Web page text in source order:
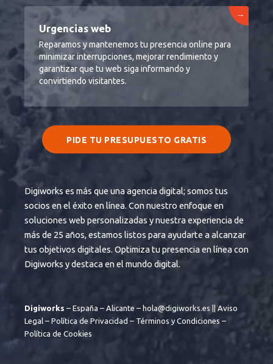
Urgencias web
Reparamos y mantenemos tu presencia online para
minimizar interrupciones, mejorar rendimiento y
garantizar que tu web siga informando y
convirtiendo visitantes.
→
PIDE TU PRESUPUESTO GRATIS
Digiworks es más que una agencia digital; somos tus
socios en el éxito en línea. Con nuestro enfoque en
soluciones web personalizadas y nuestra experiencia de
más de 25 años, estamos listos para ayudarte a alcanzar
tus objetivos digitales. Optimiza tu presencia en línea con
Digiworks y destaca en el mundo digital.
Digiworks – España – Alicante – hola@digiworks.es ||Aviso
Legal – Política de Privacidad – Términos y Condiciones –
Política de Cookies